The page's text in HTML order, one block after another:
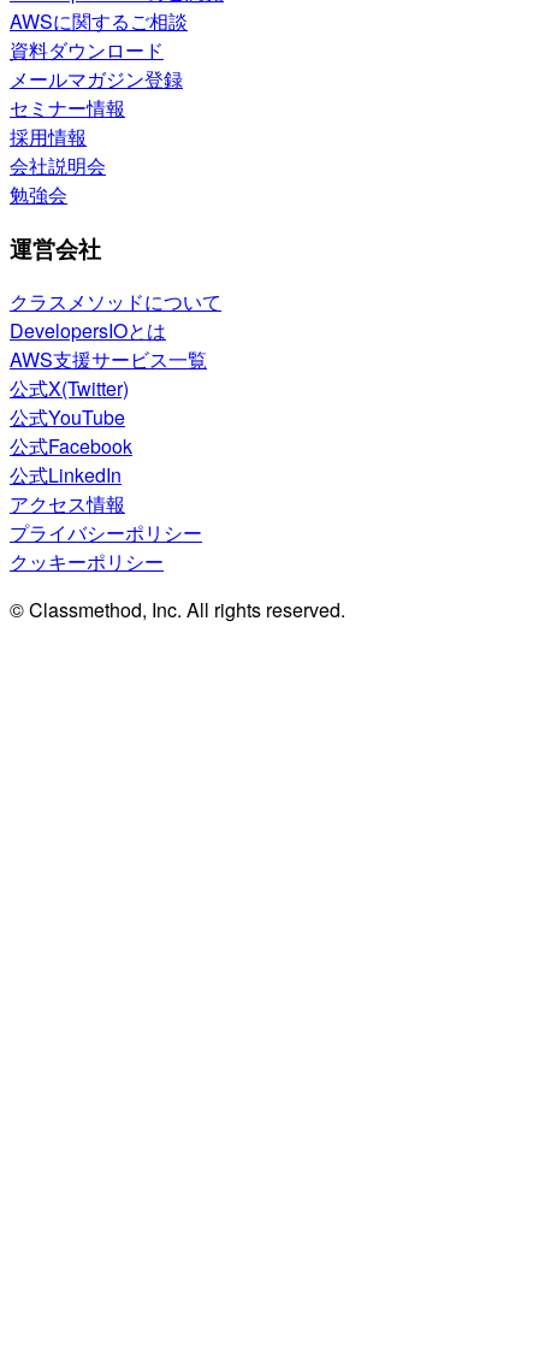
AWSに関するご相談
資料ダウンロード
メールマガジン登録
セミナー情報
採用情報
会社説明会
勉強会
運営会社
クラスメソッドについて
DevelopersIOとは
AWS支援サービス一覧
公式X(Twitter)
公式YouTube
公式Facebook
公式LinkedIn
アクセス情報
プライバシーポリシー
クッキーポリシー
© Classmethod, Inc. All rights reserved.